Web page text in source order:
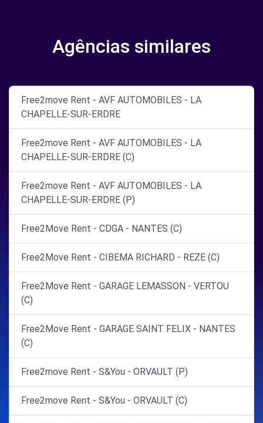
Agências similares
Free2move Rent - AVF AUTOMOBILES - LA
CHAPELLE-SUR-ERDRE
Free2move Rent - AVF AUTOMOBILES - LA
CHAPELLE-SUR-ERDRE (C)
Free2move Rent - AVF AUTOMOBILES - LA
CHAPELLE-SUR-ERDRE (P)
Free2Move Rent - CDGA - NANTES (C)
Free2Move Rent - CIBEMA RICHARD - REZE (C)
Free2Move Rent - GARAGE LEMASSON - VERTOU
(C)
Free2Move Rent - GARAGE SAINT FELIX - NANTES
(C)
Free2move Rent - S&You - ORVAULT (P)
Free2move Rent - S&You - ORVAULT (C)